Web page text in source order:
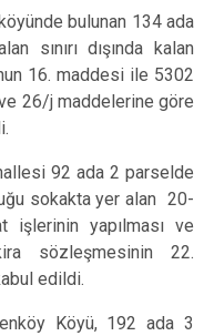
bulunan 134 ada
sınırı dışında kalan
16. maddesi ile 5302
26/j maddelerine göre
92 ada 2 parselde
sokakta yer alan 20-
işlerinin yapılması ve
sözleşmesinin 22.
edildi.
Köyü, 192 ada 3